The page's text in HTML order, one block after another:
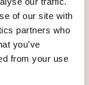
of our site with
partners who
you’ve
from your use